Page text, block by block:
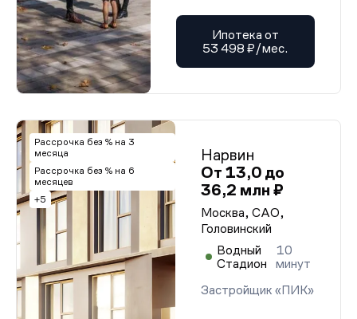
Ипотека от
53 498 ₽/мес.
Рассрочка без % на 3
месяца
Рассрочка без % на 6
месяцев
+5
Нарвин
От 13,0 до
36,2 млн ₽
Москва, САО,
Головинский
Водный
Стадион
10
минут
Застройщик «ПИК»